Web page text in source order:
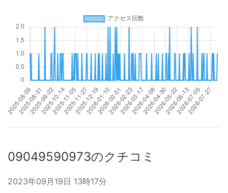
09049590973のクチコミ
2023年09月19日 13時17分